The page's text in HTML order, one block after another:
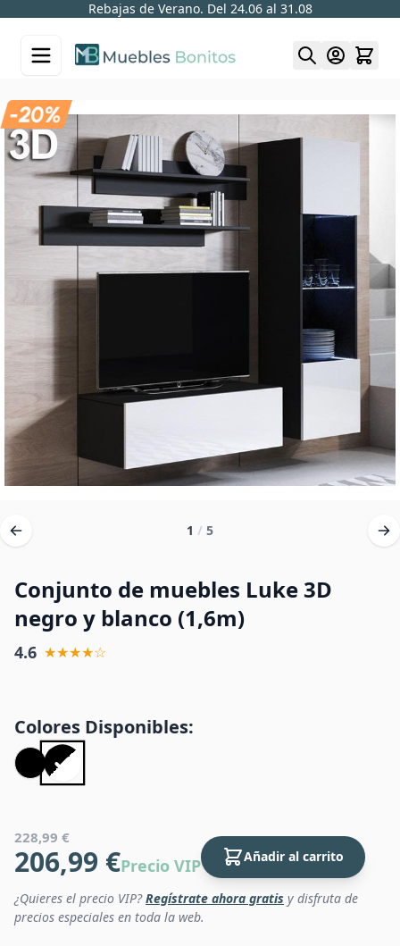
Rebajas de Verano. Del 24.06 al 31.08
1 / 5
Conjunto de muebles Luke 3D
negro y blanco (1,6m)
4.6 ★★★★☆
Colores Disponibles:
228,99 €
206,99 €Precio VIP Añadir al carrito
¿Quieres el precio VIP?Regístrate ahora gratis y disfruta de
precios especiales en toda la web.